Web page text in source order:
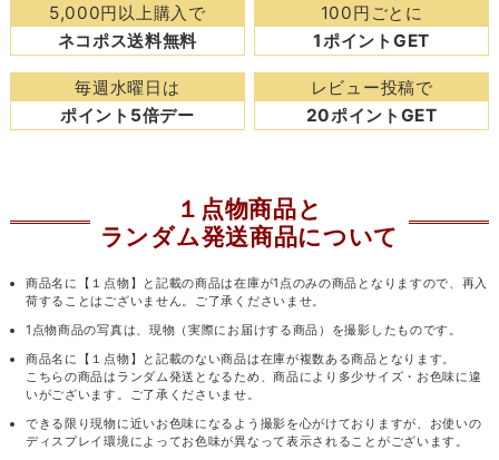
5,000円以上購入で
ネコポス送料無料
100円ごとに
1ポイントGET
毎週水曜日は
ポイント5倍デー
レビュー投稿で
20ポイントGET
１点物商品と
ランダム発送商品について
商品名に【１点物】と記載の商品は在庫が1点のみの商品となりますので、再入
荷することはございません。ご了承くださいませ。
1点物商品の写真は、現物（実際にお届けする商品）を撮影したものです。
商品名に【１点物】と記載のない商品は在庫が複数ある商品となります。
こちらの商品はランダム発送となるため、商品により多少サイズ・お色味に違
いがございます。ご了承くださいませ。
できる限り現物に近いお色味になるよう撮影を心がけておりますが、お使いの
ディスプレイ環境によってお色味が異なって表示されることがございます。